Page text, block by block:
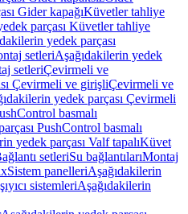
Gider kapağıKüvetler tahliye
parçası Küvetler tahliye
yedek parçası
setleriAşağıdakilerin yedek
setleriÇevirmeli ve
Çevirmeli ve girişliÇevirmeli ve
yedek parçası Çevirmeli
basmalı
PushControl basmalı
yedek parçası Valf tapalıKüvet
setleriSu bağlantılarıMontaj
Sistem panelleriAşağıdakilerin
sistemleriAşağıdakilerin